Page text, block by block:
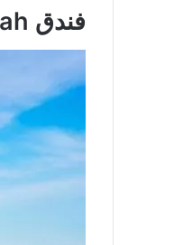
فندق Element Al Mina, Dubai Jumeirah